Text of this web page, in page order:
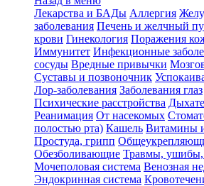
Лекарства и БАДы Аллергия
заболевания Печень и желчный
крови Гинекология Поражения
Иммунитет Инфекционные
сосуды Вредные привычки
Суставы и позвоночник
Лор-заболевания Заболевания глаз
Психические расстройства
Реанимация От насекомых
полостью рта) Кашель Витамины
Простуда, грипп
Обезболивающие Травмы, ушибы,
Мочеполовая система Венозная
Эндокринная система